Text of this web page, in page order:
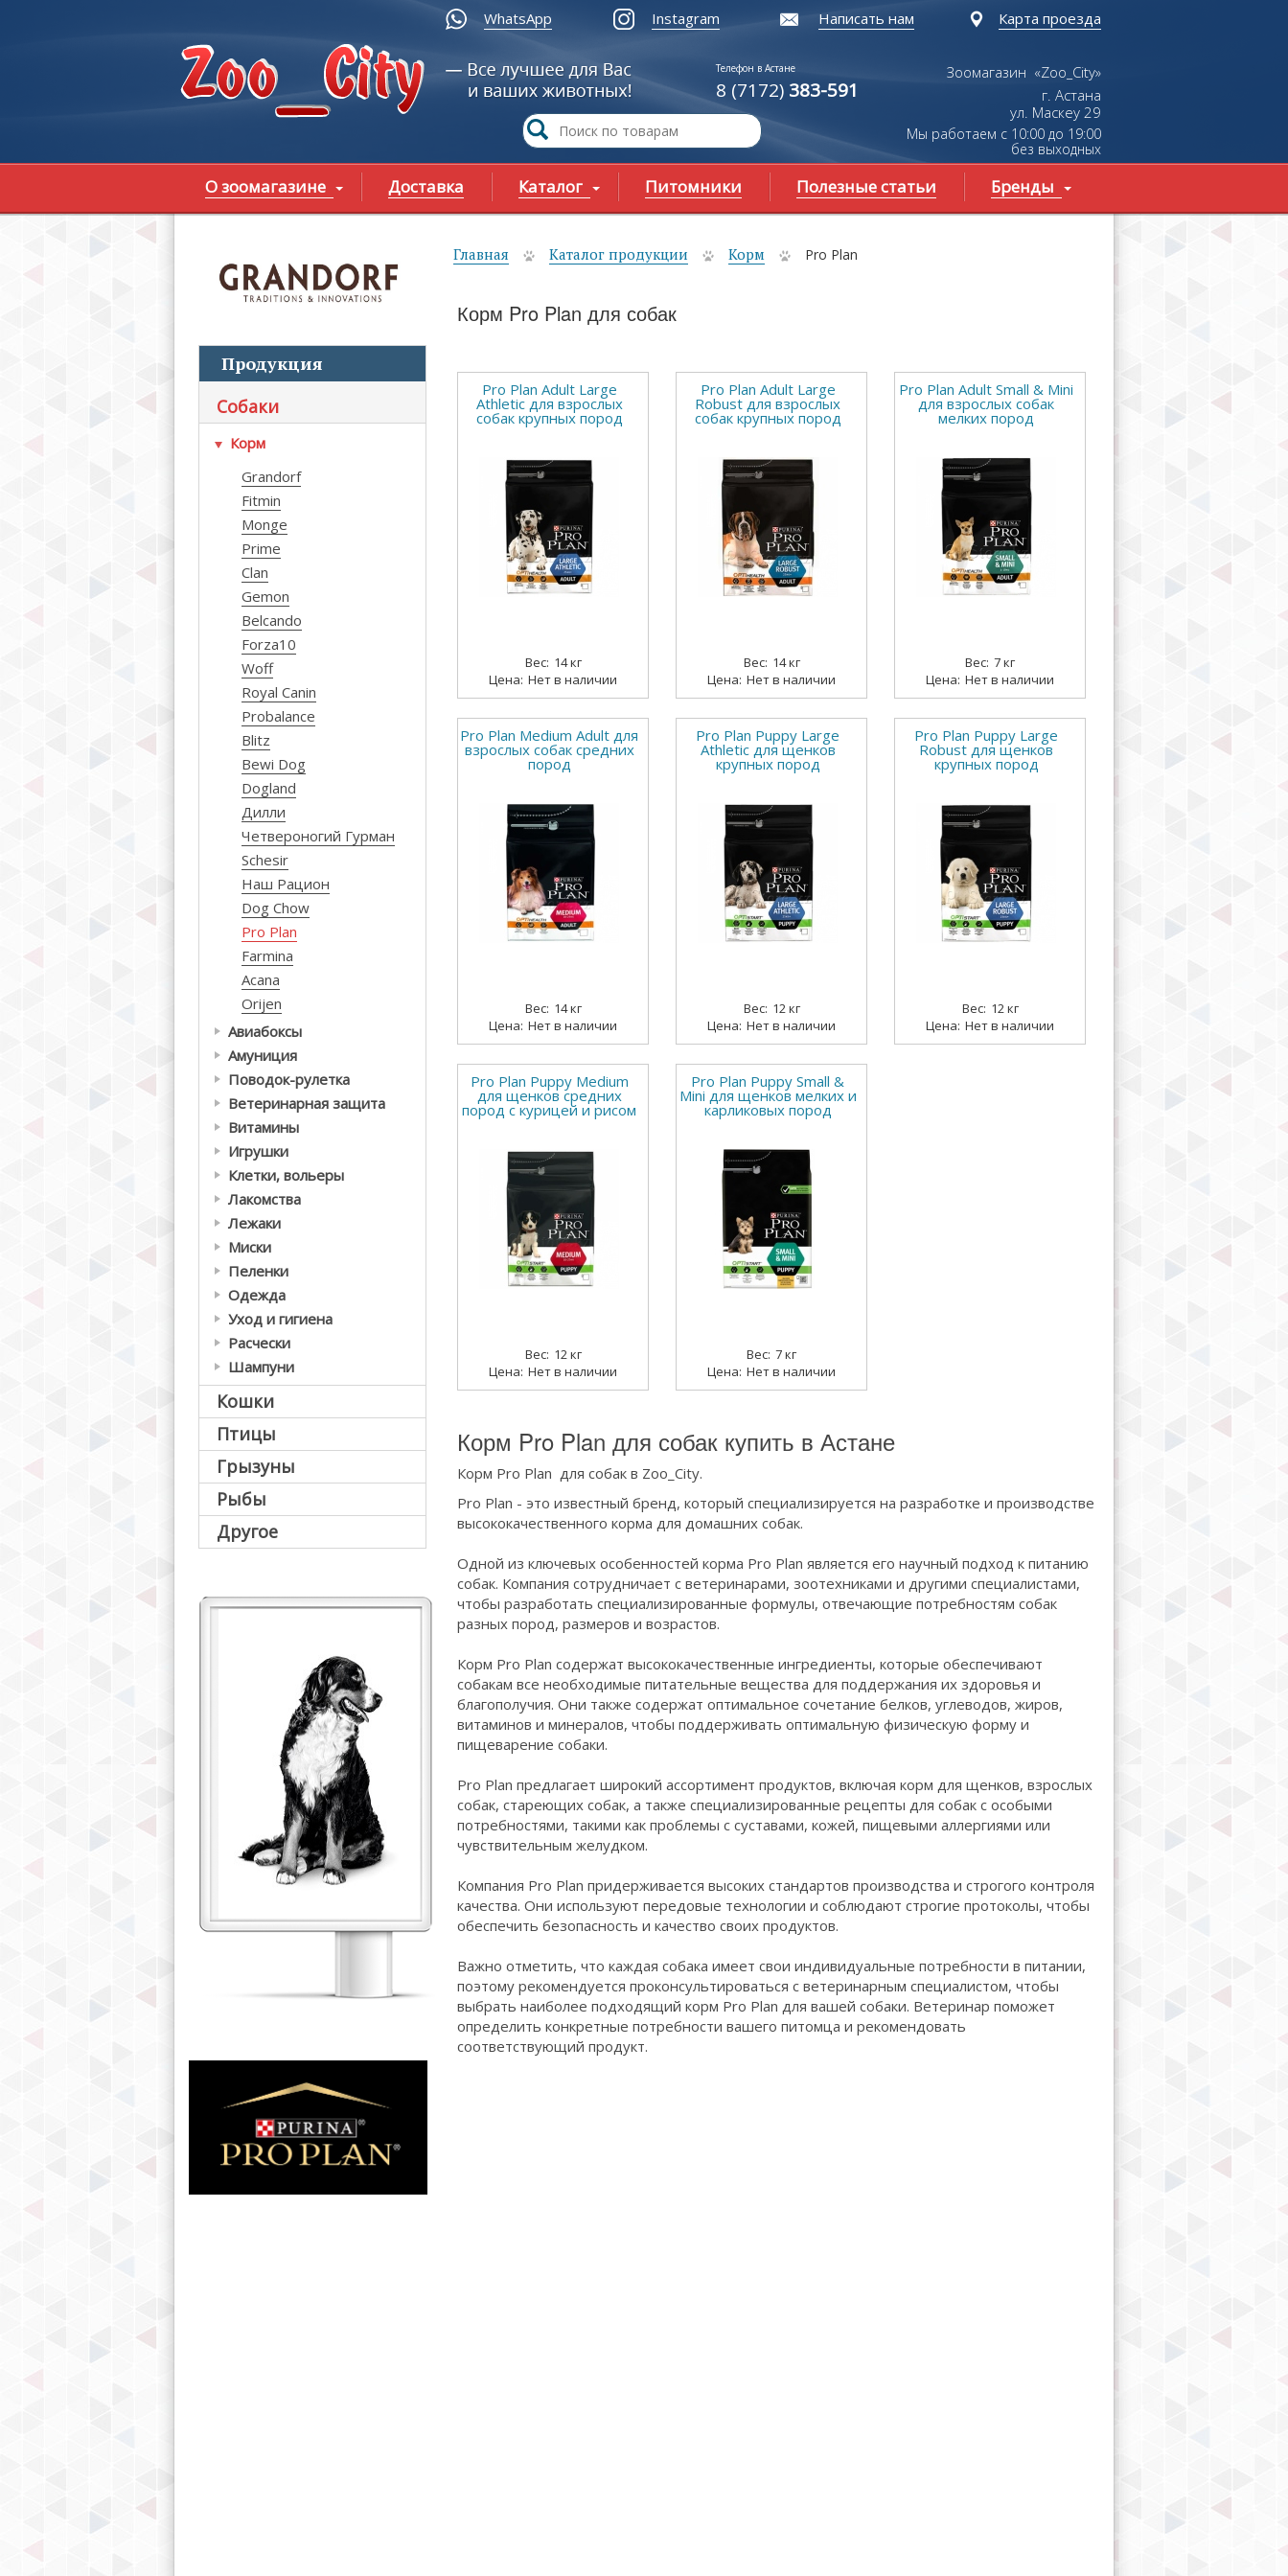
WhatsApp Instagram Написать нам Карта проезда
Телефон в Астане
8 (7172) 383-591
Зоомагазин «Zoo_City»
г. Астана
ул. Маскеу29
Мы работаем с 10:00 до 19:00
без выходных
О зоомагазине Доставка Каталог Питомники Полезные статьи Бренды
Продукция
Собаки
Корм
Grandorf
Fitmin
Monge
Prime
Clan
Gemon
Belcando
Forza10
Woff
Royal Canin
Probalance
Blitz
Bewi Dog
Dogland
Дилли
Четвероногий Гурман
Schesir
Наш Рацион
Dog Chow
Pro Plan
Farmina
Acana
Orijen
Авиабоксы
Амуниция
Поводок-рулетка
Ветеринарная защита
Витамины
Игрушки
Клетки, вольеры
Лакомства
Лежаки
Миски
Пеленки
Одежда
Уход и гигиена
Расчески
Шампуни
Кошки
Птицы
Грызуны
Рыбы
Другое
Главная Каталог продукции Корм Pro Plan
Корм Pro Plan для собак
Pro Plan Adult Large
Athletic для взрослых
собак крупных пород
14 кг
Нет в наличии
Pro Plan Adult Large
Robust для взрослых
собак крупных пород
14 кг
Нет в наличии
Pro Plan Adult Small & Mini
для взрослых собак
мелких пород
7 кг
Нет в наличии
Pro Plan Medium Adult для
взрослых собак средних
пород
14 кг
Нет в наличии
Pro Plan Puppy Large
Athletic для щенков
крупных пород
12 кг
Нет в наличии
Pro Plan Puppy Large
Robust для щенков
крупных пород
12 кг
Нет в наличии
Pro Plan Puppy Medium
для щенков средних
пород с курицей и рисом
12 кг
Нет в наличии
Pro Plan Puppy Small &
Mini для щенков мелких и
карликовых пород
7 кг
Нет в наличии
Корм Pro Plan для собак купить в Астане
Корм Pro Plan для собак в Zoo_City.
Pro Plan - это известный бренд, который специализируется на разработке и производстве
высококачественного корма для домашних собак.
Одной из ключевых особенностей корма Pro Plan является его научный подход к питанию
собак. Компания сотрудничает с ветеринарами, зоотехниками и другими специалистами,
чтобы разработать специализированные формулы, отвечающие потребностям собак
разных пород, размеров и возрастов.
Корм Pro Plan содержат высококачественные ингредиенты, которые обеспечивают
собакам все необходимые питательные вещества для поддержания их здоровья и
благополучия. Они также содержат оптимальное сочетание белков, углеводов, жиров,
витаминов и минералов, чтобы поддерживать оптимальную физическую форму и
пищеварение собаки.
Pro Plan предлагает широкий ассортимент продуктов, включая корм для щенков, взрослых
собак, стареющих собак, а также специализированные рецепты для собак с особыми
потребностями, такими как проблемы с суставами, кожей, пищевыми аллергиями или
чувствительным желудком.
Компания Pro Plan придерживается высоких стандартов производства и строгого контроля
качества. Они используют передовые технологии и соблюдают строгие протоколы, чтобы
обеспечить безопасность и качество своих продуктов.
Важно отметить, что каждая собака имеет свои индивидуальные потребности в питании,
поэтому рекомендуется проконсультироваться с ветеринарным специалистом, чтобы
выбрать наиболее подходящий корм Pro Plan для вашей собаки. Ветеринар поможет
определить конкретные потребности вашего питомца и рекомендовать
соответствующий продукт.